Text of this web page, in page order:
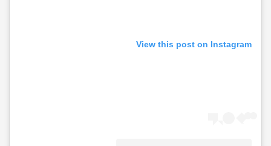
View this post on Instagram